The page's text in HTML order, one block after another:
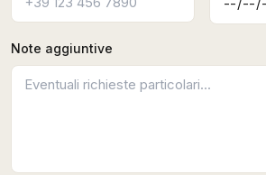
Note aggiuntive